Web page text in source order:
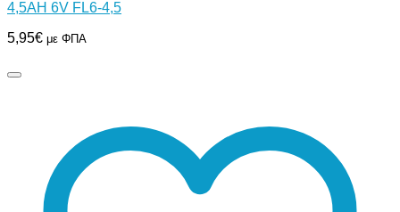
4,5AH 6V FL6-4,5
5,95€ με ΦΠΑ